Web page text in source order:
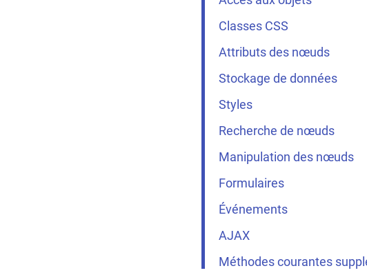
Classes CSS
Attributs des nœuds
Stockage de données
Styles
Recherche de nœuds
Manipulation des nœuds
Formulaires
Événements
AJAX
Méthodes courantes